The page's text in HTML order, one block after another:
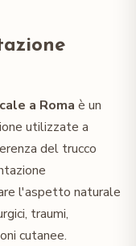
a Roma è un
utilizzate a
del trucco
l'aspetto naturale
traumi,
cutanee.